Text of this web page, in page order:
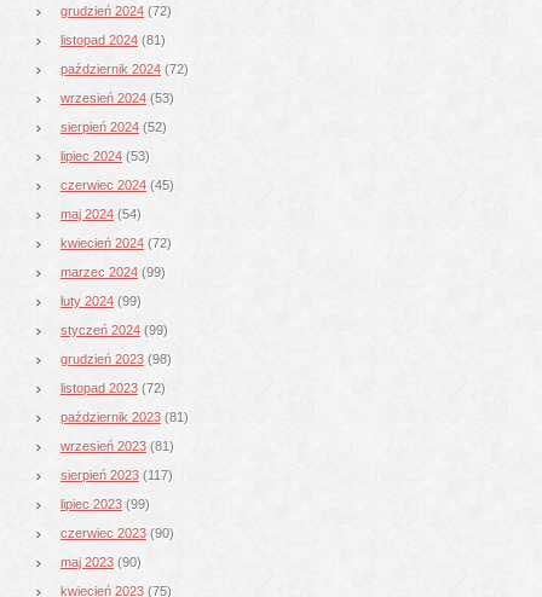
grudzień 2024 (72)
listopad 2024 (81)
październik 2024 (72)
wrzesień 2024 (53)
sierpień 2024 (52)
lipiec 2024 (53)
czerwiec 2024 (45)
maj 2024 (54)
kwiecień 2024 (72)
marzec 2024 (99)
luty 2024 (99)
styczeń 2024 (99)
grudzień 2023 (98)
listopad 2023 (72)
październik 2023 (81)
wrzesień 2023 (81)
sierpień 2023 (117)
lipiec 2023 (99)
czerwiec 2023 (90)
maj 2023 (90)
kwiecień 2023 (75)